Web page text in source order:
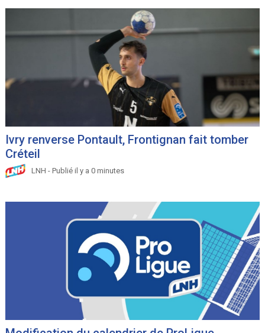
Ivry renverse Pontault, Frontignan fait tomber
Créteil
LNH - Publié il y a 0 minutes